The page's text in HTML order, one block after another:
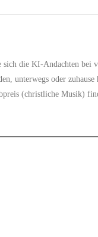
sich die KI-Andachten bei
unterwegs oder
(christliche Musik)